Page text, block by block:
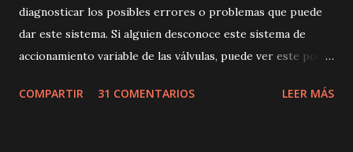
diagnosticar los posibles errores o problemas que puede
dar este sistema. Si alguien desconoce este sistema de
accionamiento variable de las válvulas, puede ver este post
(Accionamiento variable de las válvulas). El valvetronic
COMPARTIR 31 COMENTARIOS LEER MÁS